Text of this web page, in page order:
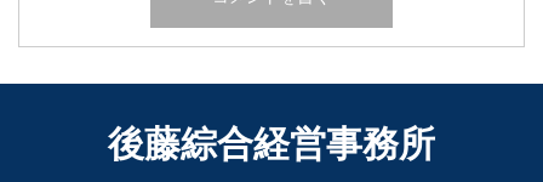
後藤綜合経営事務所